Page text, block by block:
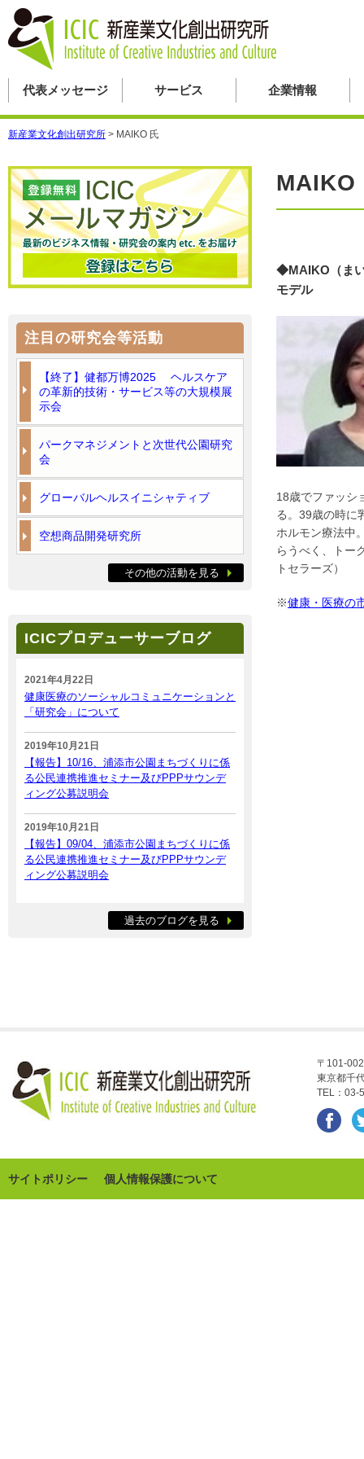
代表メッセージ サービス 企業情報
新産業文化創出研究所 > MAIKO 氏
MAIKO
◆MAIKO（ま
モデル
18歳でファッシ
る。39歳の時に
ホルモン療法中
らうべく、トー
トセラーズ）
※健康・医療の
注目の研究会等活動
【終了】健都万博2025 ヘルスケア
の革新的技術・サービス等の大規模展
示会
パークマネジメントと次世代公園研究
会
グローバルヘルスイニシャティブ
空想商品開発研究所
その他の活動を見る
ICICプロデューサーブログ
2021年4月22日
健康医療のソーシャルコミュニケーションと
「研究会」について
2019年10月21日
【報告】10/16、浦添市公園まちづくりに係
る公民連携推進セミナー及びPPPサウンデ
ィング公募説明会
2019年10月21日
【報告】09/04、浦添市公園まちづくりに係
る公民連携推進セミナー及びPPPサウンデ
ィング公募説明会
過去のブログを見る
〒101-
東京都千
TEL：
サイトポリシー 個人情報保護について